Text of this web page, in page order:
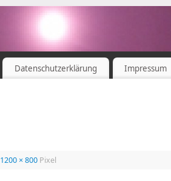
Datenschutzerklärung Impressum
1200 × 800 Pixel